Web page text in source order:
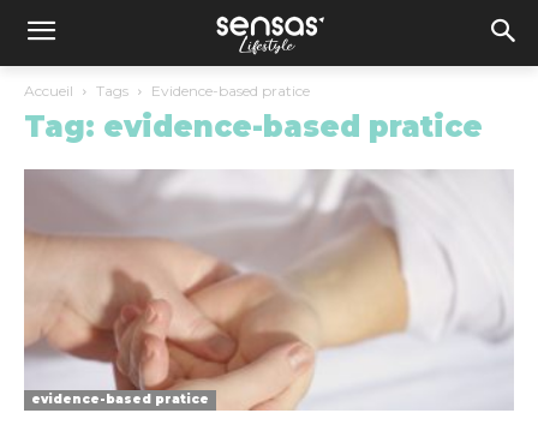
Accueil Tags Evidence-based pratice
Tag: evidence-based pratice
evidence-based pratice